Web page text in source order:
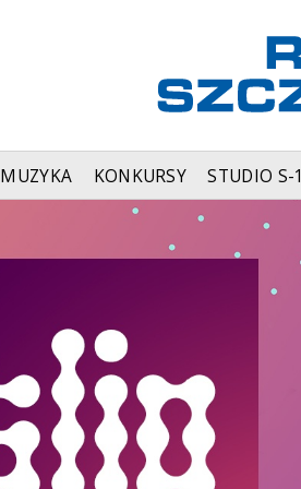
MUZYKA KONKURSY STUDIO S-1